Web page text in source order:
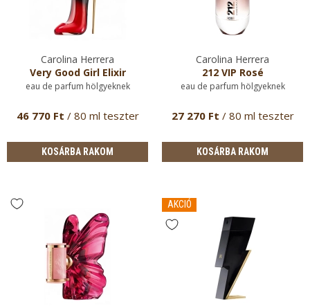
Carolina Herrera
Very Good Girl Elixir
eau de parfum hölgyeknek
46 770 Ft / 80 ml teszter
KOSÁRBA RAKOM
Carolina Herrera
212 VIP Rosé
eau de parfum hölgyeknek
27 270 Ft / 80 ml teszter
KOSÁRBA RAKOM
AKCIÓ